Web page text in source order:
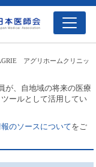
アグリホームクリニッ
が、自地域の将来の医療
ールとして活用してい
のソースについてをご